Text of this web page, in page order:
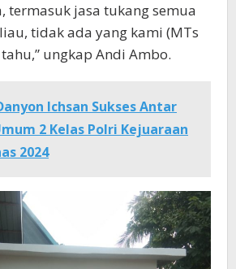
termasuk jasa tukang semua
tidak ada yang kami (MTs
ungkap Andi Ambo.
Ichsan Sukses Antar
2 Kelas Polri Kejuaraan
2024